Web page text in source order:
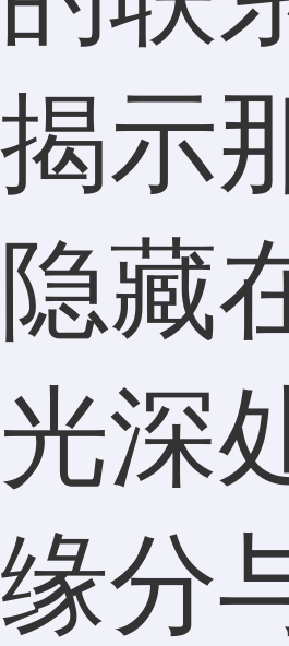
揭示
隐藏
光深
缘分